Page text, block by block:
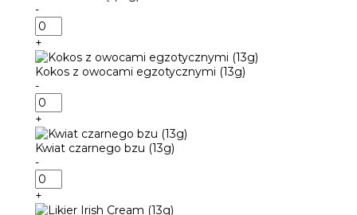
(13g)
-
ilość
Latte
z
tonką
(12g)
+
Kokos z owocami egzotycznymi (13g)
-
ilość
Kokos
z
owocami
egzotycznymi
(13g)
+
Kwiat czarnego bzu (13g)
-
ilość
Kwiat
czarnego
+